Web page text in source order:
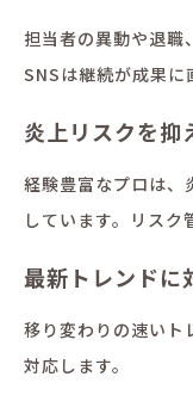
担当者の異動や退職
SNSは継続が成果に
炎上リスクを抑
経験豊富なプロは、
しています。リスク
最新トレンドに
移り変わりの速いト
対応します。